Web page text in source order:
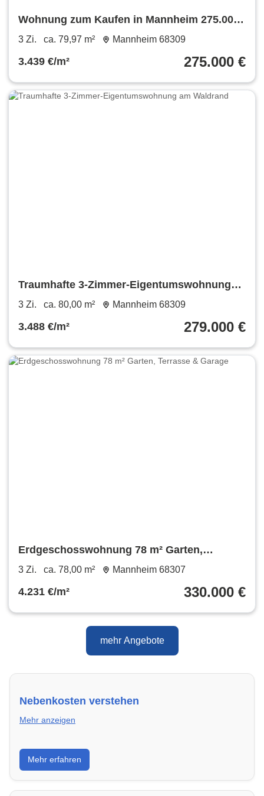
Wohnung zum Kaufen in Mannheim 275.000
€ 79.97 m²
3 Zi. ca. 79,97 m² Mannheim 68309
3.439 €/m² 275.000 €
Traumhafte 3-Zimmer-Eigentumswohnung
am Waldrand
3 Zi. ca. 80,00 m² Mannheim 68309
3.488 €/m² 279.000 €
Erdgeschosswohnung 78 m² Garten,
Terrasse & Garage
3 Zi. ca. 78,00 m² Mannheim 68307
4.231 €/m² 330.000 €
mehr Angebote
Nebenkosten verstehen
Mehr anzeigen
Erfahre, welche Nebenkosten rechtmäßig sind und
wie du deine monatliche Belastung optimieren
kannst.
Mehr erfahren